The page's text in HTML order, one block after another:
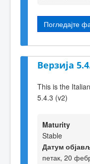
Погледајте
Верзија
This is the
5.4.3 (v2)
Maturity
Stable
Датум
петак, 20